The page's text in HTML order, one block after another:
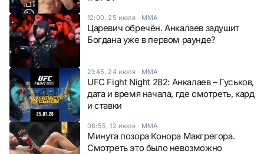
12:00, 25 июля· ММА
Царевич обречён. Анкалаев задушит
Богдана уже в первом раунде?
21:45, 24 июля· ММА
UFC Fight Night 282: Анкалаев – Гуськов,
дата и время начала, где смотреть, кард
и ставки
08:55, 12 июля· ММА
Минута позора Конора Макгрегора.
Смотреть это было невозможно